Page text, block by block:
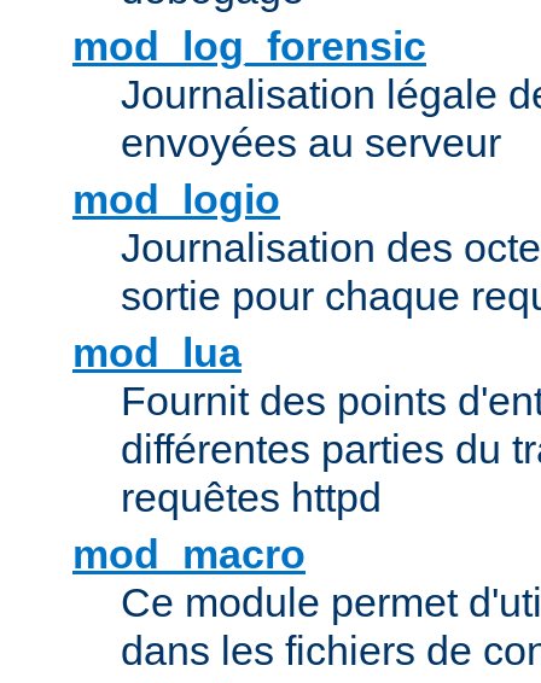
mod_log_forensic
Journalisation légale
envoyées au serveur
mod_logio
Journalisation des
sortie pour chaque
mod_lua
Fournit des points
différentes parties du
requêtes httpd
mod_macro
Ce module permet
dans les fichiers de